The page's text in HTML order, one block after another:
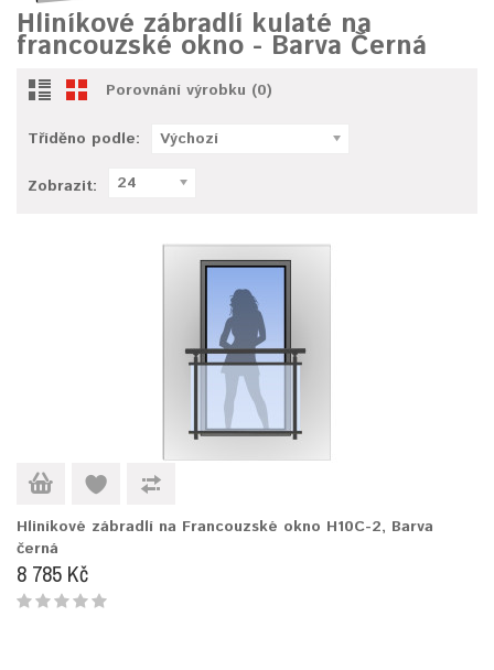
Hliníkové zábradlí kulaté na
francouzské okno - Barva Černá
Porovnání výrobku (0)
Tříděno podle: Výchozí
Zobrazit: 24
Hliníkové zábradlí na Francouzské okno H10C-2, Barva
černá
8 785 Kč